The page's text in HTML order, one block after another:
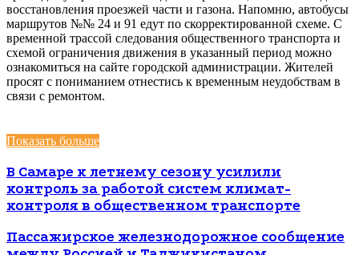
восстановления проезжей части и газона. Напомню, автобусы
маршрутов №№ 24 и 91 едут по скорректированной схеме. С
временной трассой следования общественного транспорта и
схемой ограничения движения в указанный период можно
ознакомиться на сайте городской администрации. Жителей
просят с пониманием отнестись к временным неудобствам в
связи с ремонтом.
Показать больше
В Самаре к летнему сезону усилили
контроль за работой систем климат-
контроля в общественном транспорте
Пассажирское железнодорожное сообщение